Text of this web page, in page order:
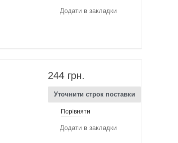
Додати в закладки
244 грн.
Уточнити строк поставки
Порівняти
Додати в закладки